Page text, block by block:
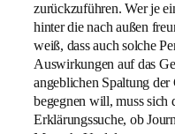
zurückzuführen. Wer je
hinter die nach außen
weiß, dass auch solche
Auswirkungen auf das
angeblichen Spaltung
begegnen will, muss sich
Erklärungssuche, ob